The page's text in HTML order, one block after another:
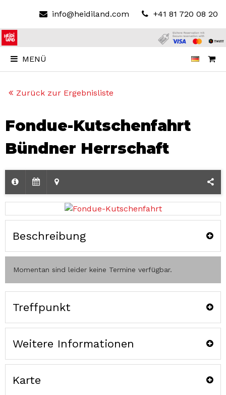
info@heidiland.com +41 81 720 08 20
MENÜ
Zurück zur Ergebnisliste
Fondue-Kutschenfahrt
Bündner Herrschaft
Beschreibung
Momentan sind leider keine Termine verfügbar.
Treffpunkt
Weitere Informationen
Karte